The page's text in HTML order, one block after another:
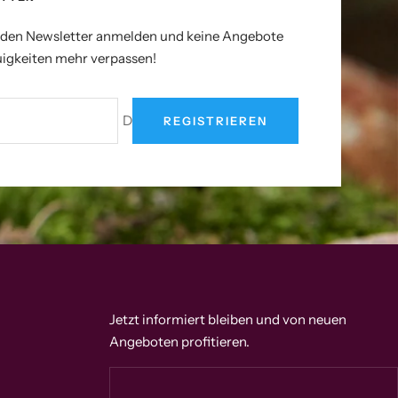
Newsletter anmelden und keine Angebote
mehr verpassen!
Deine E-MailREGISTRIEREN
Jetzt informiert bleiben und von neuen
Angeboten profitieren.